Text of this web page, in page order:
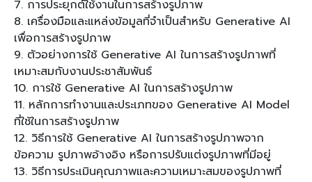
7. การประยุกต์ใช้งานในการสร้างรูปภาพ
8. เครื่องมือและแหล่งข้อมูลที่จำเป็นสำหรับ Generative AI
เพื่อการสร้างรูปภาพ
9. ตัวอย่างการใช้ Generative AI ในการสร้างรูปภาพที่
เหมาะสมกับงานประชาสัมพันธ์
10. การใช้ Generative AI ในการสร้างรูปภาพ
11. หลักการทำงานและประเภทของ Generative AI Model
ที่ใช้ในการสร้างรูปภาพ
12. วิธีการใช้ Generative AI ในการสร้างรูปภาพจาก
ข้อความ รูปภาพอ้างอิง หรือการปรับแต่งรูปภาพที่มีอยู่
13. วิธีการประเมินคุณภาพและความเหมาะสมของรูปภาพที่